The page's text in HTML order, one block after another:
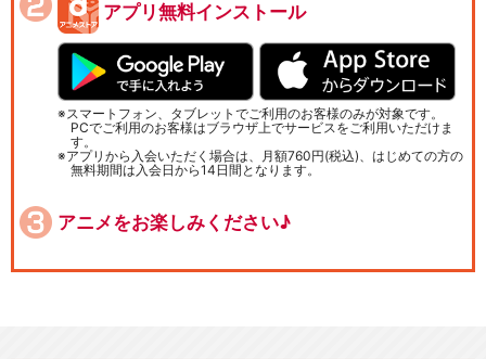
アプリ無料インストール
スマートフォン、タブレットでご利用のお客様のみが対象です。
PCでご利用のお客様はブラウザ上でサービスをご利用いただけま
す。
アプリから入会いただく場合は、月額760円(税込)、はじめての方の
無料期間は入会日から14日間となります。
アニメをお楽しみください♪